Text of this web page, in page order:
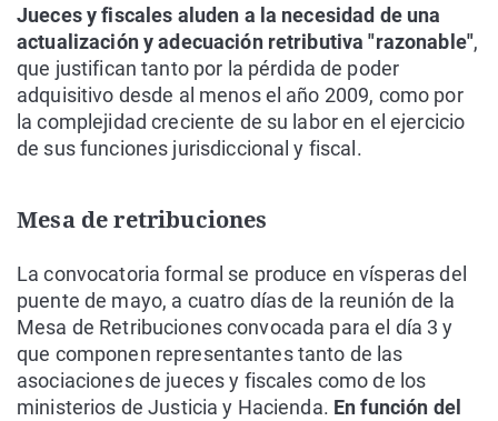
Jueces y fiscales aluden a la necesidad de una
actualización y adecuación retributiva "razonable",
que justifican tanto por la pérdida de poder
adquisitivo desde al menos el año 2009, como por
la complejidad creciente de su labor en el ejercicio
de sus funciones jurisdiccional y fiscal.
Mesa de retribuciones
La convocatoria formal se produce en vísperas del
puente de mayo, a cuatro días de la reunión de la
Mesa de Retribuciones convocada para el día 3 y
que componen representantes tanto de las
asociaciones de jueces y fiscales como de los
ministerios de Justicia y Hacienda. En función del